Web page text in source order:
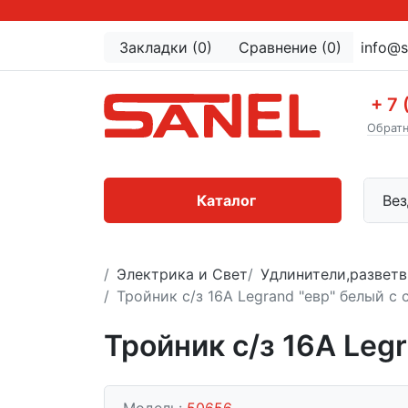
Закладки (0) Сравнение (0)
+ 7
Каталог
Электрика и Свет
Тройник с/з 16А Legrand "евр" белый с
Тройник с/з 16А